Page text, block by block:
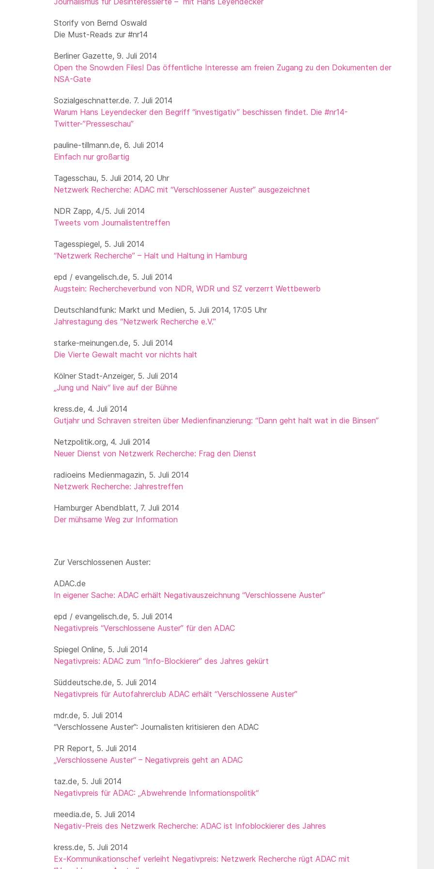
Storify von Bernd Oswald
Die Must-Reads zur #nr14
Berliner Gazette, 9. Juli 2014
Open the Snowden Files! Das öffentliche Interesse am freien Zugang zu den Dokumenten der
NSA-Gate
Sozialgeschnatter.de. 7. Juli 2014
Warum Hans Leyendecker den Begriff “investigativ” beschissen findet. Die #nr14-
Twitter-”Presseschau”
pauline-tillmann.de, 6. Juli 2014
Einfach nur großartig
Tagesschau, 5. Juli 2014, 20 Uhr
Netzwerk Recherche: ADAC mit “Verschlossener Auster” ausgezeichnet
NDR Zapp, 4./5. Juli 2014
Tweets vom Journalistentreffen
Tagesspiegel, 5. Juli 2014
“Netzwerk Recherche” – Halt und Haltung in Hamburg
epd / evangelisch.de, 5. Juli 2014
Augstein: Rechercheverbund von NDR, WDR und SZ verzerrt Wettbewerb
Deutschlandfunk: Markt und Medien, 5. Juli 2014, 17:05 Uhr
Jahrestagung des “Netzwerk Recherche e.V.”
starke-meinungen.de, 5. Juli 2014
Die Vierte Gewalt macht vor nichts halt
Kölner Stadt-Anzeiger, 5. Juli 2014
„Jung und Naiv“ live auf der Bühne
kress.de, 4. Juli 2014
Gutjahr und Schraven streiten über Medienfinanzierung: “Dann geht halt wat in die Binsen”
Netzpolitik.org, 4. Juli 2014
Neuer Dienst von Netzwerk Recherche: Frag den Dienst
radioeins Medienmagazin, 5. Juli 2014
Netzwerk Recherche: Jahrestreffen
Hamburger Abendblatt, 7. Juli 2014
Der mühsame Weg zur Information
Zur Verschlossenen Auster:
ADAC.de
In eigener Sache: ADAC erhält Negativauszeichnung “Verschlossene Auster”
epd / evangelisch.de, 5. Juli 2014
Negativpreis “Verschlossene Auster” für den ADAC
Spiegel Online, 5. Juli 2014
Negativpreis: ADAC zum “Info-Blockierer” des Jahres gekürt
Süddeutsche.de, 5. Juli 2014
Negativpreis für Autofahrerclub ADAC erhält “Verschlossene Auster”
mdr.de, 5. Juli 2014
“Verschlossene Auster”: Journalisten kritisieren den ADAC
PR Report, 5. Juli 2014
„Verschlossene Auster“ – Negativpreis geht an ADAC
taz.de, 5. Juli 2014
Negativpreis für ADAC: „Abwehrende Informationspolitik“
meedia.de, 5. Juli 2014
Negativ-Preis des Netzwerk Recherche: ADAC ist Infoblockierer des Jahres
kress.de, 5. Juli 2014
Ex-Kommunikationschef verleiht Negativpreis: Netzwerk Recherche rügt ADAC mit